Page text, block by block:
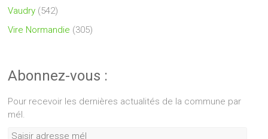
Vaudry (542)
Vire Normandie (305)
Abonnez-vous :
Pour recevoir les dernières actualités de la commune par
mél.
Saisir